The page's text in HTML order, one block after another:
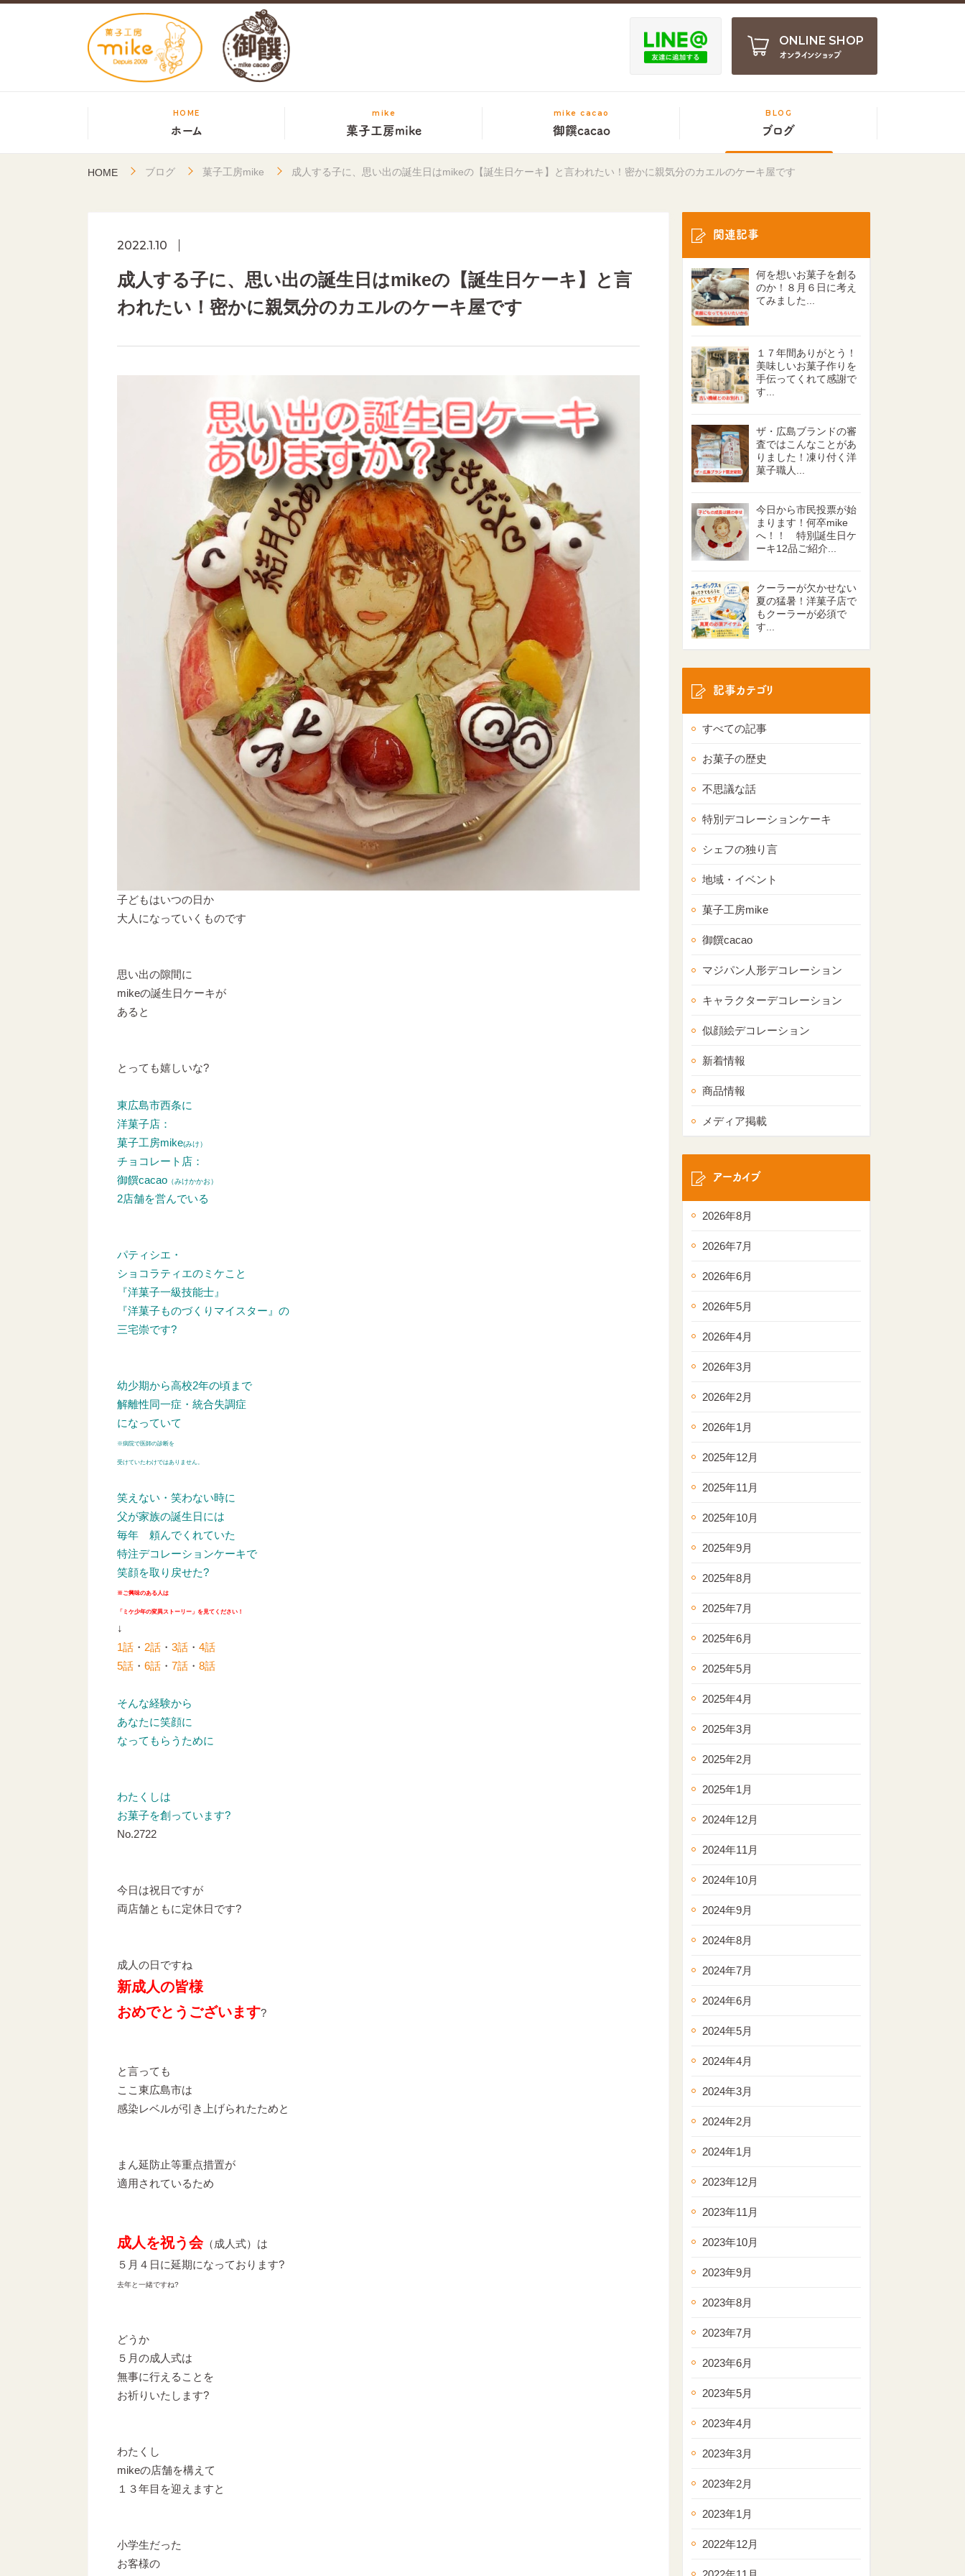
ONLINE SHOP
オンラインショップ
HOME
ホーム
mike
菓子工房mike
mike cacao
御饌cacao
BLOG
ブログ
HOME ブログ 菓子工房mike 成人する子に、思い出の誕生日はmikeの【誕生日ケーキ】と言われたい！密かに親気分のカエルのケーキ屋です
2022.1.10
成人する子に、思い出の誕生日はmikeの【誕生日ケーキ】と言
われたい！密かに親気分のカエルのケーキ屋です
子どもはいつの日か
大人になっていくものです
思い出の隙間に
mikeの誕生日ケーキが
あると
とっても嬉しいな?
東広島市西条に
洋菓子店：
菓子工房mike(みけ）
チョコレート店：
御饌cacao （みけかかお）
2店舗を営んでいる
パティシエ・
ショコラティエのミケこと
『洋菓子一級技能士』
『洋菓子ものづくりマイスター』の
三宅崇です?
幼少期から高校2年の頃まで
解離性同一症・統合失調症
になっていて
※病院で医師の診断を
受けていたわけではありません。
笑えない・笑わない時に
父が家族の誕生日には
毎年 頼んでくれていた
特注デコレーションケーキで
笑顔を取り戻せた?
※ご興味のある人は
「ミケ少年の変異ストーリー」を見てください！
↓
1話 ・ 2話 ・ 3話 ・ 4話
5話 ・ 6話 ・ 7話 ・ 8話
そんな経験から
あなたに笑顔に
なってもらうために
わたくしは
お菓子を創っています?
No.2722
今日は祝日ですが
両店舗ともに定休日です?
成人の日ですね
新成人の皆様
おめでとうございます?
と言っても
ここ東広島市は
感染レベルが引き上げられたためと
まん延防止等重点措置が
適用されているため
成人を祝う会（成人式）は
５月４日に延期になっております?
去年と一緒ですね?
どうか
５月の成人式は
無事に行えることを
お祈りいたします?
わたくし
mikeの店舗を構えて
１３年目を迎えますと
小学生だった
お客様の
関連記事
何を想いお菓子を創る
のか！８月６日に考え
てみました...
１７年間ありがとう！
美味しいお菓子作りを
手伝ってくれて感謝で
す...
ザ・広島ブランドの審
査ではこんなことがあ
りました！凍り付く洋
菓子職人...
今日から市民投票が始
まります！何卒mike
へ！！ 特別誕生日ケ
ーキ12品ご紹介...
クーラーが欠かせない
夏の猛暑！洋菓子店で
もクーラーが必須で
す...
記事カテゴリ
すべての記事
お菓子の歴史
不思議な話
特別デコレーションケーキ
シェフの独り言
地域・イベント
菓子工房mike
御饌cacao
マジパン人形デコレーション
キャラクターデコレーション
似顔絵デコレーション
新着情報
商品情報
メディア掲載
アーカイブ
2026年8月
2026年7月
2026年6月
2026年5月
2026年4月
2026年3月
2026年2月
2026年1月
2025年12月
2025年11月
2025年10月
2025年9月
2025年8月
2025年7月
2025年6月
2025年5月
2025年4月
2025年3月
2025年2月
2025年1月
2024年12月
2024年11月
2024年10月
2024年9月
2024年8月
2024年7月
2024年6月
2024年5月
2024年4月
2024年3月
2024年2月
2024年1月
2023年12月
2023年11月
2023年10月
2023年9月
2023年8月
2023年7月
2023年6月
2023年5月
2023年4月
2023年3月
2023年2月
2023年1月
2022年12月